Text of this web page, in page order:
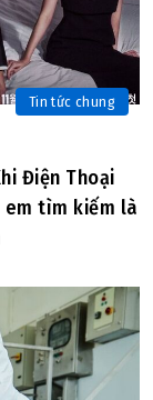
Tin tức chung
Điện Thoại
tìm kiếm là